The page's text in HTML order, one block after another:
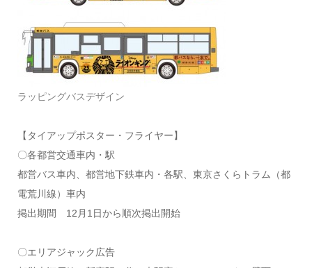
ラッピングバスデザイン
【タイアップポスター・フライヤー】
〇各都営交通車内・駅
都営バス車内、都営地下鉄車内・各駅、東京さくらトラム（都
電荒川線）車内
掲出期間 12月1日から順次掲出開始
〇エリアジャック広告